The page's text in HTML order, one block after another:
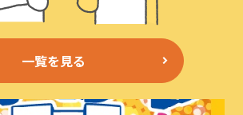
一覧を見る